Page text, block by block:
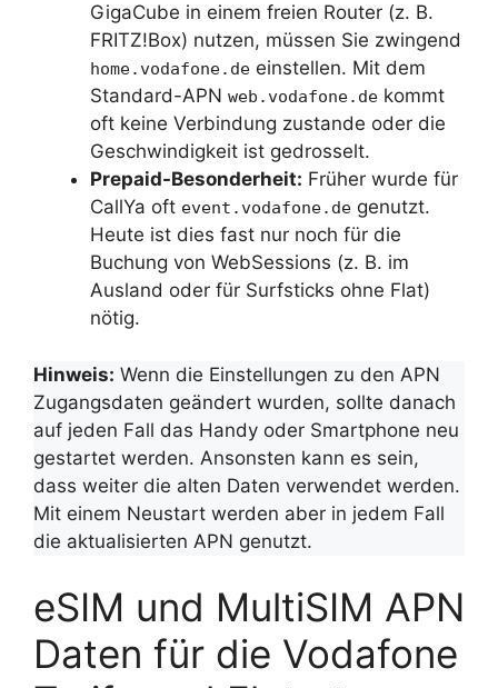
GigaCube in einem freien Router (z. B.
FRITZ!Box) nutzen, müssen Sie zwingend
home.vodafone.de einstellen. Mit dem
Standard-APN web.vodafone.de kommt
oft keine Verbindung zustande oder die
Geschwindigkeit ist gedrosselt.
Prepaid-Besonderheit: Früher wurde für
CallYa oft event.vodafone.de genutzt.
Heute ist dies fast nur noch für die
Buchung von WebSessions (z. B. im
Ausland oder für Surfsticks ohne Flat)
nötig.
Hinweis: Wenn die Einstellungen zu den APN
Zugangsdaten geändert wurden, sollte danach
auf jeden Fall das Handy oder Smartphone neu
gestartet werden. Ansonsten kann es sein,
dass weiter die alten Daten verwendet werden.
Mit einem Neustart werden aber in jedem Fall
die aktualisierten APN genutzt.
eSIM und MultiSIM APN
Daten für die Vodafone